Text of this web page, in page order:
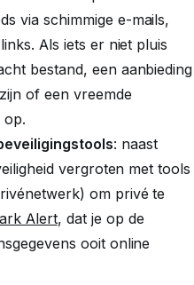
via schimmige e-mails,
Als iets er niet pluis
bestand, een aanbieding
of een vreemde
op.
: naast
vergroten met tools
om privé te
Alert, dat je op de
ooit online